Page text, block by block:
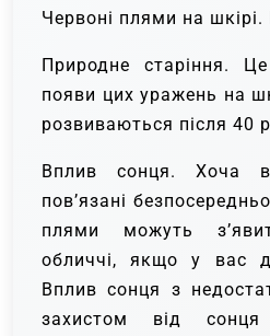
Червоні плями на
Природне старіння.
появи цих уражень на
розвиваються після 40
Вплив сонця. Хоча
пов’язані
плями можуть
обличчі, якщо у вас
Вплив сонця з
захистом від